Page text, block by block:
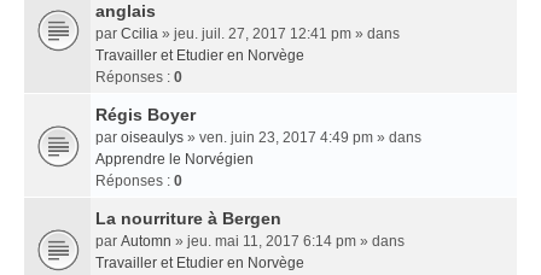
anglais
par Ccilia » jeu. juil. 27, 2017 12:41 pm » dans
Travailler et Etudier en Norvège
Réponses : 0
Régis Boyer
par oiseaulys » ven. juin 23, 2017 4:49 pm » dans
Apprendre le Norvégien
Réponses : 0
La nourriture à Bergen
par Automn » jeu. mai 11, 2017 6:14 pm » dans
Travailler et Etudier en Norvège